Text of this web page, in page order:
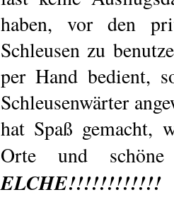
haben, vor den
Schleusen zu
per Hand bedient,
Schleusenwärter
hat Spaß gemacht,
Orte und
ELCHE!!!!!!!!!!!!